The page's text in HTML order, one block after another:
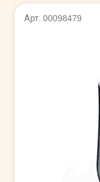
Арт. 00098479